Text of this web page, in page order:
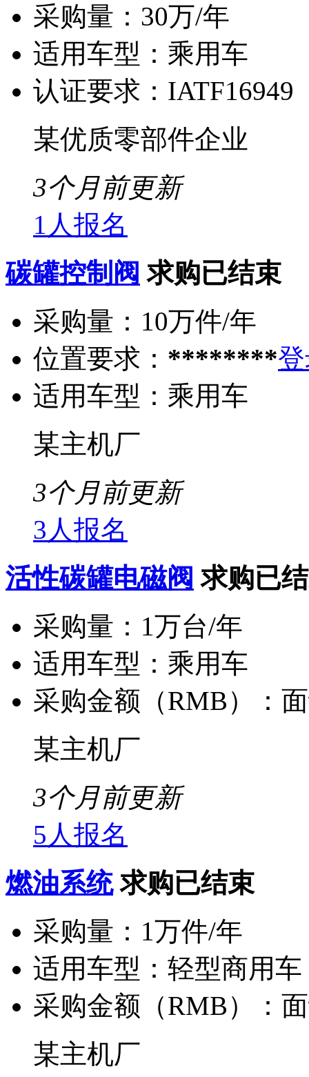
采购量： 30万/年
适用车型： 乘用车
认证要求： IATF16949
某优质零部件企业
3个月前更新
1人报名
碳罐控制阀 求购已结束
采购量： 10万件/年
位置要求： ********
适用车型： 乘用车
某主机厂
3个月前更新
3人报名
活性碳罐电磁阀 求购已
采购量： 1万台/年
适用车型： 乘用车
采购金额（RMB）：
某主机厂
3个月前更新
5人报名
燃油系统 求购已结束
采购量： 1万件/年
适用车型： 轻型商用车
采购金额（RMB）：
某主机厂